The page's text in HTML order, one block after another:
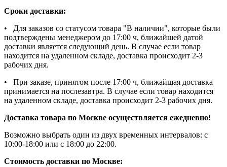
Сроки доставки:
• Для заказов со статусом товара "В наличии", которые были
подтверждены менеджером до 17:00 ч, ближайшей датой
доставки является следующий день. В случае если товар
находится на удаленном складе, доставка происходит 2-3
рабочих дня.
• При заказе, принятом после 17:00 ч, ближайшая доставка
принимается на послезавтра. В случае если товар находится
на удаленном складе, доставка происходит 2-3 рабочих дня.
Доставка товара по Москве осуществляется ежедневно!
Возможно выбрать один из двух временных интервалов: с
10:00-18:00 или с 18:00 до 22:00.
Стоимость доставки по Москве: